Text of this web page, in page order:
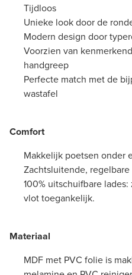
Tijdloos
Unieke look door de
Modern design door
Voorzien van
handgreep
Perfecte match met de
wastafel
Comfort
Makkelijk poetsen onder
Zachtsluitende, regelbare
100% uitschuifbare
vlot toegankelijk.
Materiaal
MDF met PVC folie is